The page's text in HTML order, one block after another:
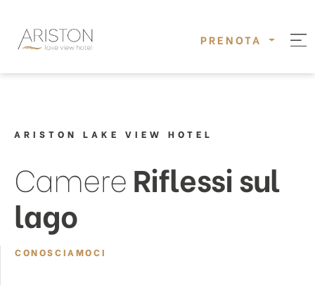
PRENOTA
ARISTON LAKE VIEW HOTEL
CamereRiflessi sul
lago
CONOSCIAMOCI